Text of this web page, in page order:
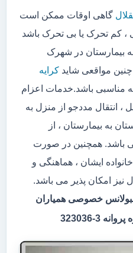
گاهی اوقات ممکن است
کم تحرک یا بی تحرک باشد
بیمارستان در شهرک
چنین مواقعی شاید کرایه
مناسبی باشد.خدمات اعزام
انتقال مددجو از منزل به
به بیمارستان ، از
باشد. همچنین در صورت
ایشان ، هماهنگی و
نیز امکان پذیر می باشد.
خصوصی همیاران